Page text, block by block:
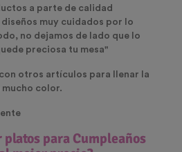
a parte de calidad
muy cuidados por lo
no dejamos de lado que lo
preciosa tu mesa"
otros artículos para llenar la
mucho color.
platos para Cumpleaños